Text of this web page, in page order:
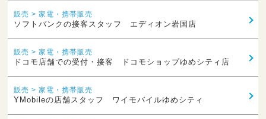
販売 > 家電・携帯販売
ソフトバンクの接客スタッフ エディオン岩国店
販売 > 家電・携帯販売
ドコモ店舗での受付・接客 ドコモショップゆめシティ店
販売 > 家電・携帯販売
YMobileの店舗スタッフ ワイモバイルゆめシティ